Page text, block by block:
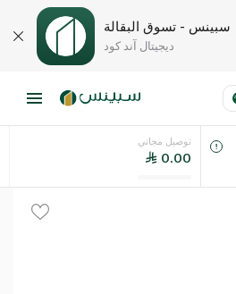
سبينس - تسوق البقالة
ديجيتال آند كود
اللغةتوصيل مجاني
0.00